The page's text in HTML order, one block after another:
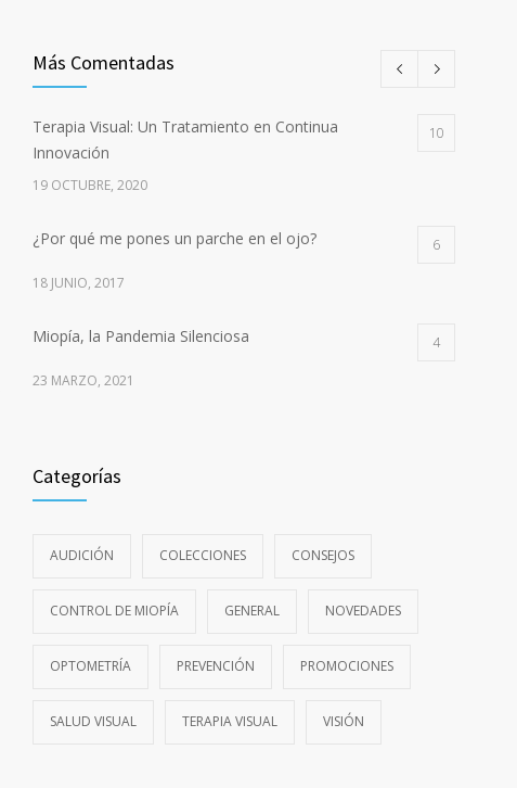
Más Comentadas
Terapia Visual: Un Tratamiento en Continua
Innovación
10
19 OCTUBRE, 2020
¿Por qué me pones un parche en el ojo? 6
18 JUNIO, 2017
Miopía, la Pandemia Silenciosa 4
23 MARZO, 2021
Categorías
AUDICIÓN COLECCIONES CONSEJOS
CONTROL DE MIOPÍA GENERAL NOVEDADES
OPTOMETRÍA PREVENCIÓN PROMOCIONES
SALUD VISUAL TERAPIA VISUAL VISIÓN